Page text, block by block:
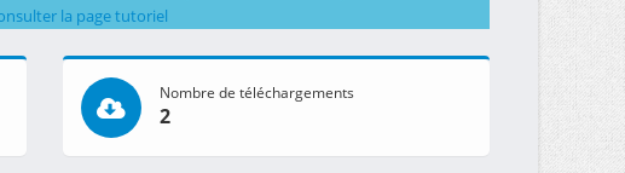
la page tutoriel
Nombre de téléchargements
2